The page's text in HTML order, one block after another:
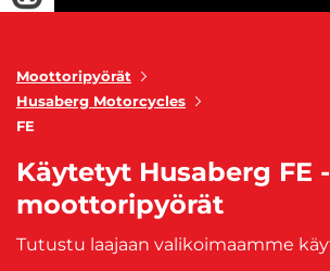
Moottoripyörät
Husaberg Motorcycles
FE
Käytetyt Husaberg FE -
moottoripyörät